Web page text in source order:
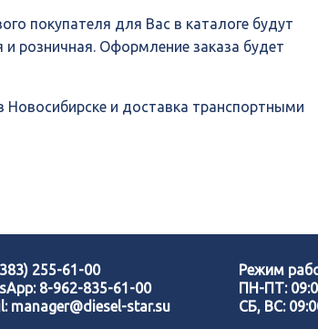
покупателя для Вас в каталоге будут
розничная. Оформление заказа будет
и доставка транспортными
255-61-00
8-962-835-61-00
manager@diesel-star.su
Режим
ПН-ПТ:
СБ, ВС: